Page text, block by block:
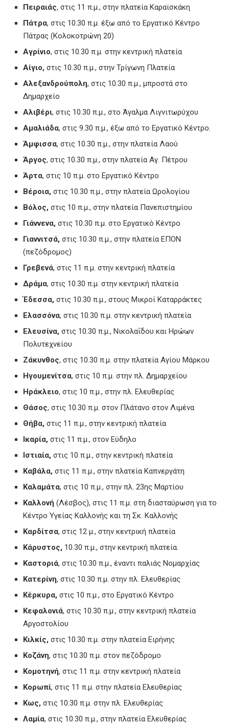
Πειραιάς, στις 11 π.μ., στην πλατεία Καραϊσκάκη
Πάτρα, στις 10.30 π.μ. έξω από το Εργατικό Κέντρο
Πάτρας (Κολοκοτρώνη 20)
Αγρίνιο, στις 10.30 π.μ. στην κεντρική πλατεία
Αίγιο, στις 10.30 π.μ., στην Τρίγωνη Πλατεία
Αλεξανδρούπολη, στις 10.30 π.μ., μπροστά στο
Δημαρχείο
Αλιβέρι, στις 10.30 π.μ., στο Άγαλμα Λιγνιτωρύχου
Αμαλιάδα, στις 9.30 π.μ., έξω από το Εργατικό Κέντρο.
Άμφισσα, στις 10.30 π.μ., στην πλατεία Λαού
Άργος, στις 10.30 π.μ., στην πλατεία Αγ. Πέτρου
Άρτα, στις 10 π.μ. στο Εργατικό Κέντρο
Βέροια, στις 10.30 π.μ., στην πλατεία Ωρολογίου
Βόλος, στις 10 π.μ., στην πλατεία Πανεπιστημίου
Γιάννενα, στις 10.30 π.μ. στο Εργατικό Κέντρο
Γιαννιτσά, στις 10.30 π.μ., στην πλατεία ΕΠΟΝ
(πεζόδρομος)
Γρεβενά, στις 11 π.μ. στην κεντρική πλατεία
Δράμα, στις 10.30 π.μ. στην κεντρική πλατεία
Έδεσσα, στις 10.30 π.μ., στους Μικροί Καταρράκτες
Ελασσόνα, στις 10.30 π.μ. στην κεντρική πλατεία
Ελευσίνα, στις 10.30 π.μ., Νικολαΐδου και Ηρώων
Πολυτεχνείου
Ζάκυνθος, στις 10.30 π.μ. στην πλατεία Αγίου Μάρκου
Ηγουμενίτσα, στις 10 π.μ. στην πλ. Δημαρχείου
Ηράκλειο, στις 10 π.μ., στην πλ. Ελευθερίας
Θάσος, στις 10.30 π.μ. στον Πλάτανο στον Λιμένα
Θήβα, στις 11 π.μ., στην κεντρική πλατεία
Ικαρία, στις 11 π.μ., στον Εύδηλο
Ιστιαία, στις 10 π.μ., στην κεντρική πλατεία
Καβάλα, στις 11 π.μ., στην πλατεία Καπνεργάτη
Καλαμάτα, στις 10 π.μ., στην πλ. 23ης Μαρτίου
Καλλονή (Λέσβος), στις 11 π.μ. στη διασταύρωση για το
Κέντρο Υγείας Καλλονής και τη Σκ. Καλλονής
Καρδίτσα, στις 12 μ., στην κεντρική πλατεία
Κάρυστος, 10.30 π.μ., στην κεντρική πλατεία.
Καστοριά, στις 10.30 π.μ., έναντι παλιάς Νομαρχίας
Κατερίνη, στις 10.30 π.μ. στην πλ. Ελευθερίας
Κέρκυρα, στις 10 π.μ., στο Εργατικό Κέντρο
Κεφαλονιά, στις 10.30 π.μ., στην κεντρική πλατεία
Αργοστολίου
Κιλκίς, στις 10.30 π.μ. στην πλατεία Ειρήνης
Κοζάνη, στις 10.30 π.μ. στον πεζόδρομο
Κομοτηνή, στις 11 π.μ. στην κεντρική πλατεία
Κορωπί, στις 11 π.μ. στην πλατεία Ελευθερίας
Κως, στις 10.30 π.μ. στην πλ. Ελευθερίας
Λαμία, στις 10.30 π.μ., στην πλατεία Ελευθερίας